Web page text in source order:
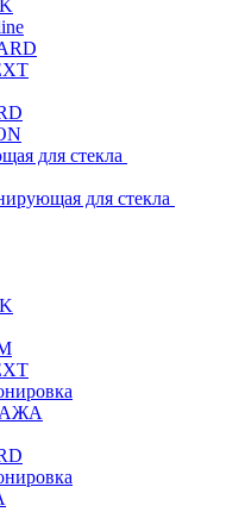
для стекла
для стекла